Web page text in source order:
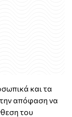
και τα
απόφαση να
του